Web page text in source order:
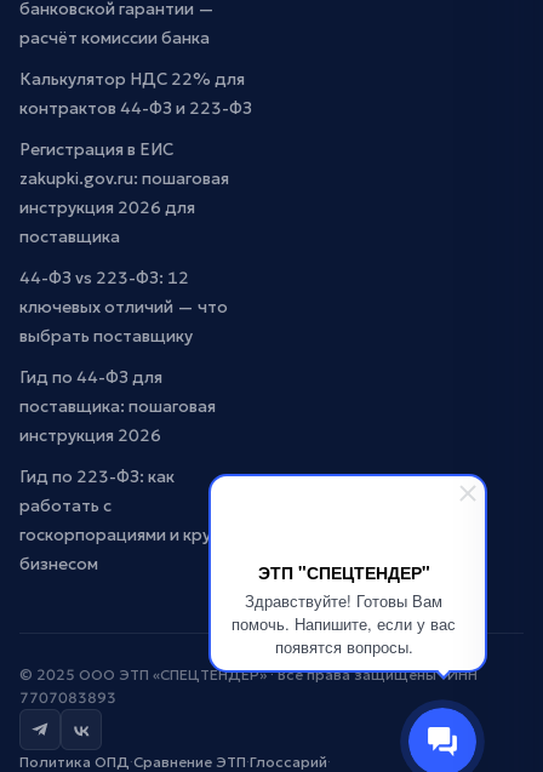
ЭТП "СПЕЦТЕНДЕР"
Здравствуйте! Готовы Вам
помочь. Напишите, если у вас
появятся вопросы.
банковской гарантии —
расчёт комиссии банка
Калькулятор НДС 22% для
контрактов 44-ФЗ и 223-ФЗ
Регистрация в ЕИС
zakupki.gov.ru: пошаговая
инструкция 2026 для
поставщика
44-ФЗ vs 223-ФЗ: 12
ключевых отличий — что
выбрать поставщику
Гид по 44-ФЗ для
поставщика: пошаговая
инструкция 2026
Гид по 223-ФЗ: как
работать с
госкорпорациями и крупным
бизнесом
© 2025 ООО ЭТП «СПЕЦТЕНДЕР» · Все права защищены · ИНН
7707083893
Политика ОПД·Сравнение ЭТП·Глоссарий·